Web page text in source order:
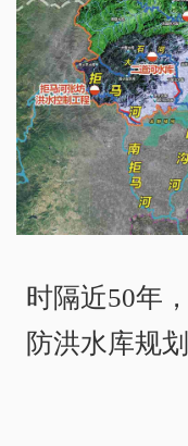
时隔近50年
防洪水库规